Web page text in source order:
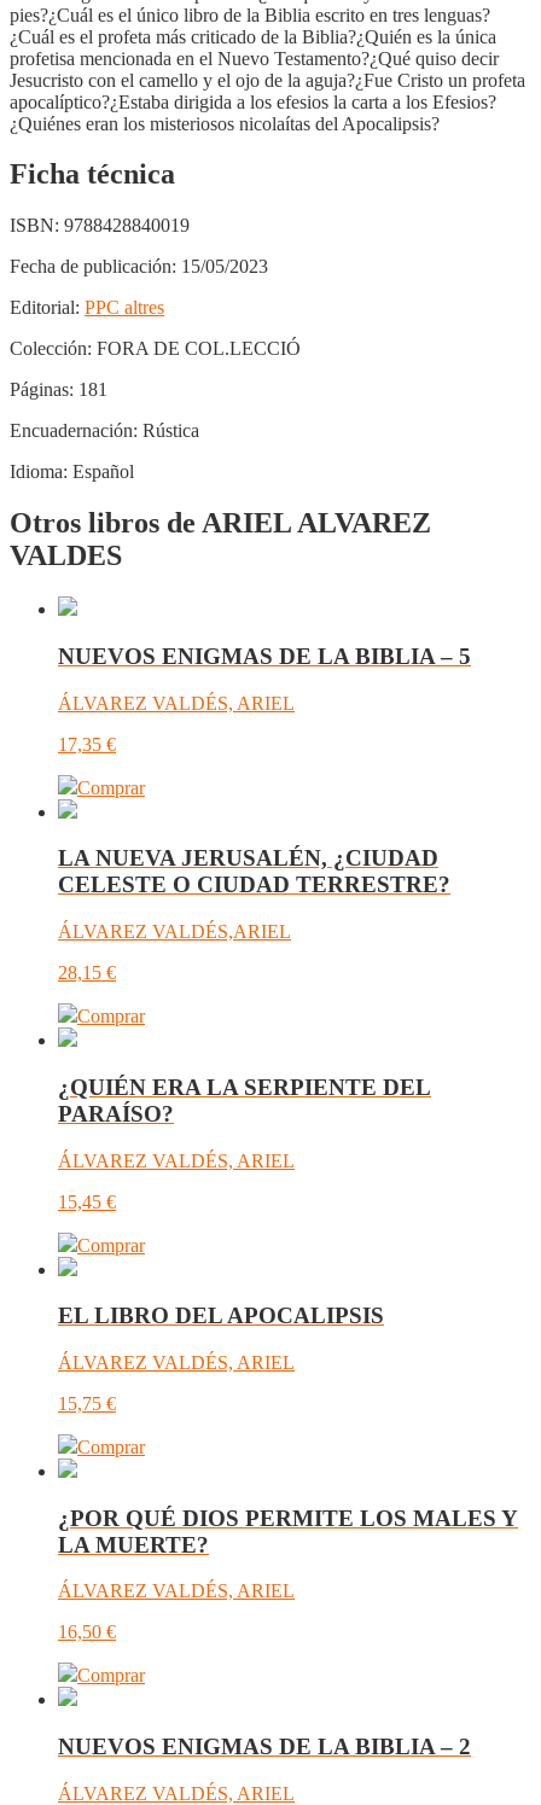
pies?¿Cuál es el único libro de la Biblia escrito en tres lenguas?
¿Cuál es el profeta más criticado de la Biblia?¿Quién es la única
profetisa mencionada en el Nuevo Testamento?¿Qué quiso decir
Jesucristo con el camello y el ojo de la aguja?¿Fue Cristo un profeta
apocalíptico?¿Estaba dirigida a los efesios la carta a los Efesios?
¿Quiénes eran los misteriosos nicolaítas del Apocalipsis?
Ficha técnica
ISBN: 9788428840019
Fecha de publicación: 15/05/2023
Editorial: PPC altres
Colección: FORA DE COL.LECCIÓ
Páginas: 181
Encuadernación: Rústica
Idioma: Español
Otros libros de ARIEL ALVAREZ
VALDES
NUEVOS ENIGMAS DE LA BIBLIA – 5
ÁLVAREZ VALDÉS, ARIEL
17,35 €
Comprar
LA NUEVA JERUSALÉN, ¿CIUDAD
CELESTE O CIUDAD TERRESTRE?
ÁLVAREZ VALDÉS,ARIEL
28,15 €
Comprar
¿QUIÉN ERA LA SERPIENTE DEL
PARAÍSO?
ÁLVAREZ VALDÉS, ARIEL
15,45 €
Comprar
EL LIBRO DEL APOCALIPSIS
ÁLVAREZ VALDÉS, ARIEL
15,75 €
Comprar
¿POR QUÉ DIOS PERMITE LOS MALES Y
LA MUERTE?
ÁLVAREZ VALDÉS, ARIEL
16,50 €
Comprar
NUEVOS ENIGMAS DE LA BIBLIA – 2
ÁLVAREZ VALDÉS, ARIEL